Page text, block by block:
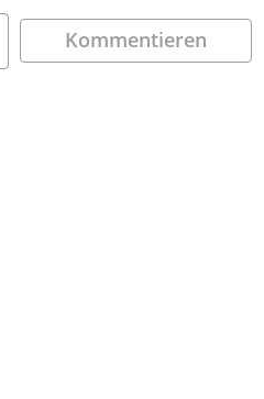
Kommentieren